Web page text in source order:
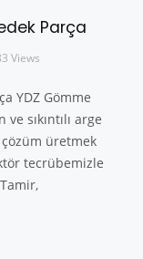
Parça
Views
YDZ Gömme
sıkıntılı arge
üretmek
tecrübemizle